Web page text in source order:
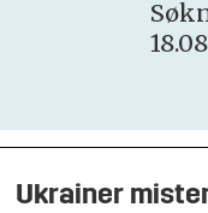
Ukrainer